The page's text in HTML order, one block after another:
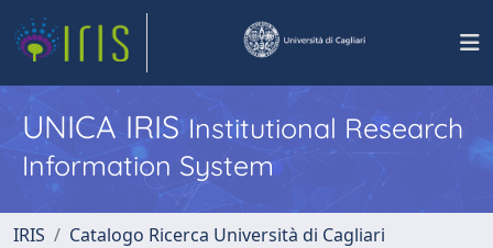
UNICA IRISInstitutional Research
Information System
IRIS
Catalogo Ricerca Università di Cagliari